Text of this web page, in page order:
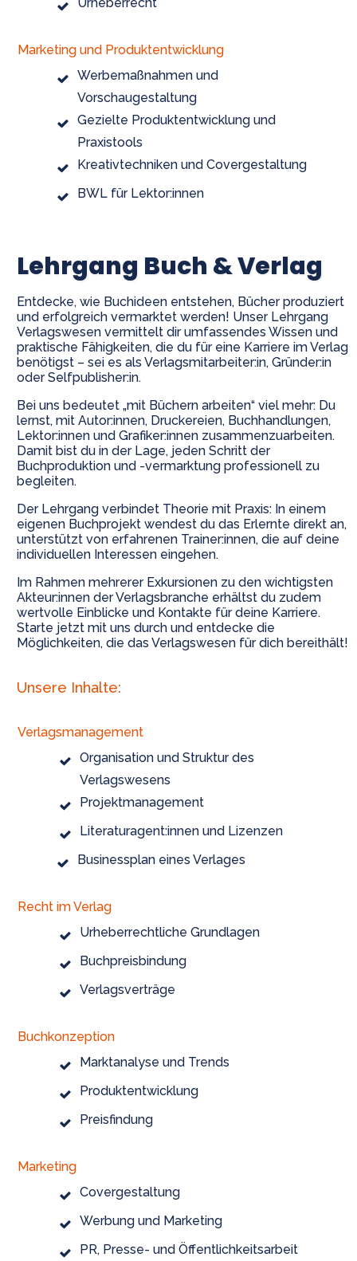
Marketing und Produktentwicklung
Werbemaßnahmen und
Vorschaugestaltung
Gezielte Produktentwicklung und
Praxistools
Kreativtechniken und Covergestaltung
BWL für Lektor:innen
Lehrgang Buch & Verlag
Entdecke, wie Buchideen entstehen, Bücher produziert
und erfolgreich vermarktet werden! Unser Lehrgang
Verlagswesen vermittelt dir umfassendes Wissen und
praktische Fähigkeiten, die du für eine Karriere im Verlag
benötigst – sei es als Verlagsmitarbeiter:in, Gründer:in
oder Selfpublisher:in.
Bei uns bedeutet „mit Büchern arbeiten“ viel mehr: Du
lernst, mit Autor:innen, Druckereien, Buchhandlungen,
Lektor:innen und Grafiker:innen zusammenzuarbeiten.
Damit bist du in der Lage, jeden Schritt der
Buchproduktion und -vermarktung professionell zu
begleiten.
Der Lehrgang verbindet Theorie mit Praxis: In einem
eigenen Buchprojekt wendest du das Erlernte direkt an,
unterstützt von erfahrenen Trainer:innen, die auf deine
individuellen Interessen eingehen.
Im Rahmen mehrerer Exkursionen zu den wichtigsten
Akteur:innen der Verlagsbranche erhältst du zudem
wertvolle Einblicke und Kontakte für deine Karriere.
Starte jetzt mit uns durch und entdecke die
Möglichkeiten, die das Verlagswesen für dich bereithält!
Unsere Inhalte:
Verlagsmanagement
Organisation und Struktur des
Verlagswesens
Projektmanagement
Literaturagent:innen und Lizenzen
Businessplan eines Verlages
Recht im Verlag
Urheberrechtliche Grundlagen
Buchpreisbindung
Verlagsverträge
Buchkonzeption
Marktanalyse und Trends
Produktentwicklung
Preisfindung
Marketing
Covergestaltung
Werbung und Marketing
PR, Presse- und Öffentlichkeitsarbeit